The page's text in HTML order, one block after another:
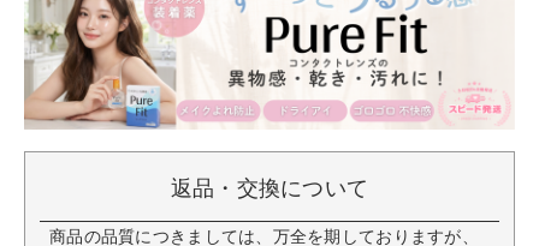
返品・交換について
商品の品質につきましては、万全を期しておりますが、